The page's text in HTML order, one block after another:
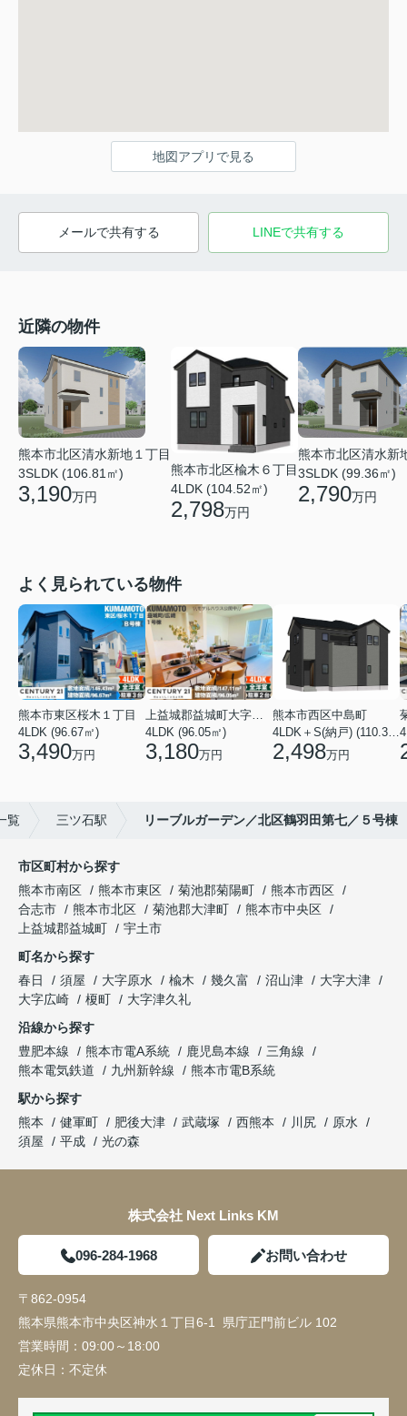
地図アプリで見る
メールで共有する LINEで共有する
近隣の物件
熊本市北区清水新地１丁目
3SLDK (106.81㎡)
3,190万円
熊本市北区楡木６丁目
4LDK (104.52㎡)
2,798万円
熊本市北区清水新
3SLDK (99.36㎡)
2,790万円
よく見られている物件
熊本市東区桜木１丁目
4LDK (96.67㎡)
3,490万円
4LDK (96.05㎡)
3,180万円
熊本市西区中島町
2,498万円
覧 三ツ石駅 リーブルガーデン／北区鶴羽田第七／５号棟
市区町村から探す
熊本市南区
熊本市東区 菊池郡菊陽町
熊本市西区
合志市
熊本市北区 菊池郡大津町
熊本市中央区
上益城郡益城町
宇土市
町名から探す
春日
須屋 大字原水 楡木 幾久富 沼山津
大字大津
大字広崎
榎町
大字津久礼
沿線から探す
豊肥本線
熊本市電A系統 鹿児島本線
三角線
熊本電気鉄道
九州新幹線
熊本市電B系統
駅から探す
熊本
健軍町 肥後大津 武蔵塚 西熊本 川尻
原水
須屋
平成 光の森
株式会社 Next Links KM
096-284-1968 お問い合わせ
〒862-0954
熊本県熊本市中央区神水１丁目6-1 県庁正門前ビル 102
営業時間： 09:00～18:00
定休日： 不定休